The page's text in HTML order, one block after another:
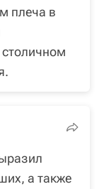
плеча в
а также